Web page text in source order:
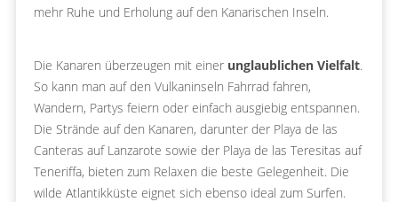
mehr Ruhe und Erholung auf den Kanarischen Inseln.
Die Kanaren überzeugen mit einer unglaublichen Vielfalt.
So kann man auf den Vulkaninseln Fahrrad fahren,
Wandern, Partys feiern oder einfach ausgiebig entspannen.
Die Strände auf den Kanaren, darunter der Playa de las
Canteras auf Lanzarote sowie der Playa de las Teresitas auf
Teneriffa, bieten zum Relaxen die beste Gelegenheit. Die
wilde Atlantikküste eignet sich ebenso ideal zum Surfen.